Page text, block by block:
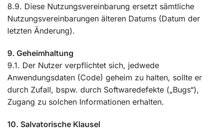
8.9. Diese Nutzungsvereinbarung ersetzt sämtliche
Nutzungsvereinbarungen älteren Datums (Datum der
letzten Änderung).
9. Geheimhaltung
9.1. Der Nutzer verpflichtet sich, jedwede
Anwendungsdaten (Code) geheim zu halten, sollte er
durch Zufall, bspw. durch Softwaredefekte („Bugs“),
Zugang zu solchen Informationen erhalten.
10. Salvatorische Klausel